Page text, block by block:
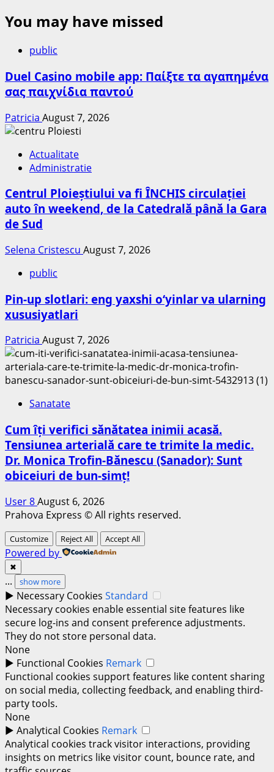
You may have missed
public
Duel Casino mobile app: Παίξτε τα αγαπημένα
σας παιχνίδια παντού
Patricia August 7, 2026
Actualitate
Administratie
Centrul Ploieștiului va fi ÎNCHIS circulației
auto în weekend, de la Catedrală până la Gara
de Sud
Selena Cristescu August 7, 2026
public
Pin-up slotlari: eng yaxshi o‘yinlar va ularning
xususiyatlari
Patricia August 7, 2026
Sanatate
Cum îți verifici sănătatea inimii acasă.
Tensiunea arterială care te trimite la medic.
Dr. Monica Trofin-Bănescu (Sanador): Sunt
obiceiuri de bun-simț!
User 8August 6, 2026
Prahova Express © All rights reserved.
Customize Reject All Accept All
Powered by
✖
... show more
► Necessary Cookies Standard
Necessary cookies enable essential site features like
secure log-ins and consent preference adjustments.
They do not store personal data.
None
► Functional Cookies Remark
Functional cookies support features like content sharing
on social media, collecting feedback, and enabling third-
party tools.
None
► Analytical Cookies Remark
Analytical cookies track visitor interactions, providing
insights on metrics like visitor count, bounce rate, and